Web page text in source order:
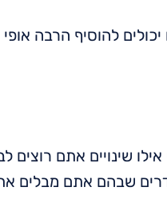
להוסיף הרבה אופי
שינויים אתם רוצים
שבהם אתם מבלים